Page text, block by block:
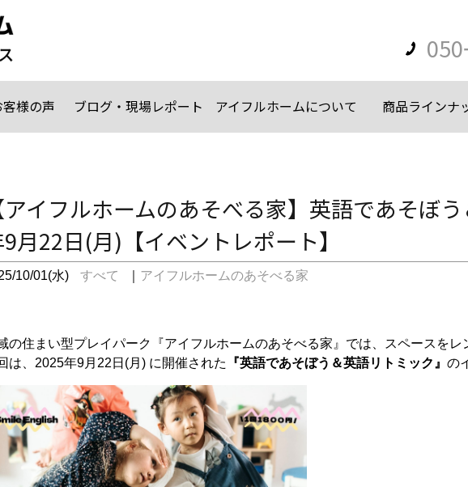
様の声 ブログ・現場レポート アイフルホームについて 商品ラインナ
アイフルホームのあそべる家】英語であそぼ
月22日(月)【イベントレポート】
10/01(水) すべて アイフルホームのあそべる家
の住まい型プレイパーク『アイフルホームのあそべる家』では、スペースを
は、2025年9月22日(月) に開催された
『英語であそぼう＆英語リトミック』 の